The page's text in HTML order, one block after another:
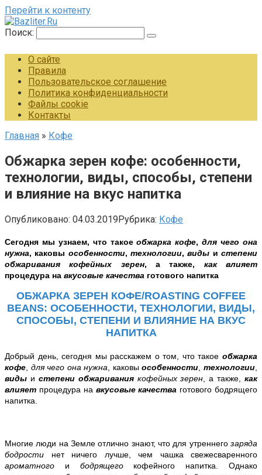
Перейти к контенту
Поиск:
О сайте
Правила
Пользовательское соглашение
Политика конфиденциальности
Файлы cookie
Контакты
Главная » Кофе
Обжарка зерен кофе: особенности,
технологии, виды, способы, степени
и влияние на вкус напитка
Опубликовано: 04.03.2019Рубрика: Кофе
Сегодня мы узнаем, что такоеобжарка кофе,для чего она
нужна, каковы особенности,технологии,виды истепени
обжаривания кофейных зерен, а также, как влияет
процедура на вкусовые качества готового напитка
ОБЖАРКА ЗЕРЕН КОФЕ/ROASTING COFFEE
BEANS: ОСОБЕННОСТИ, ТЕХНОЛОГИИ, ВИДЫ,
СПОСОБЫ, СТЕПЕНИ И ВЛИЯНИЕ НА ВКУС
НАПИТКА
Добрый день, сегодня мы расскажем о том, что такоеобжарка
кофе для чего она нужна , каковыособенности ,технологии
виды и степени обжаривания кофейных зерен , а также,
как
влияет процедура на вкусовые качества готового бодрящего
напитка
Многие люди на Земле отлично знают, что для утреннегозаряда
бодрости нет ничего лучше, чем чашка свежесваренного
ароматного и бодрящего кофейного напитка. Однако